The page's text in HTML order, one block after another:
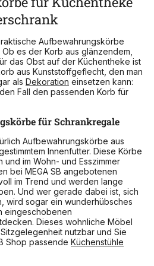
Aufbewahrungskörbe
es der Korb aus glänzendem,
das Obst auf der Küchentheke ist
aus Kunststoffgeflecht, den man
als Dekoration einsetzen kann:
Fall den passenden Korb für
für Schrankregale
Aufbewahrungskörbe aus
Innenfutter. Diese Körbe
im Wohn- und Esszimmer
bei MEGA SB angebotenen
im Trend und werden lange
Und wer gerade dabei ist, sich
wird sogar ein wunderhübsches
eingeschobenen
Dieses wohnliche Möbel
nutzbar und Sie
Shop passende Küchenstühle